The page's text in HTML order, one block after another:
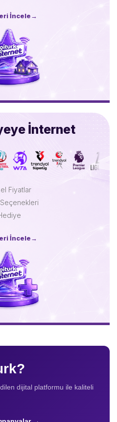
İncele→
İnternet
Fiyatlar
İncele→
dijital platformu ile kaliteli